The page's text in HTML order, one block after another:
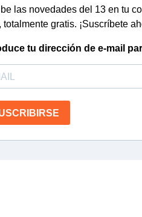
las novedades del 13 en tu
totalmente gratis. ¡Suscríbete
tu dirección de e-mail